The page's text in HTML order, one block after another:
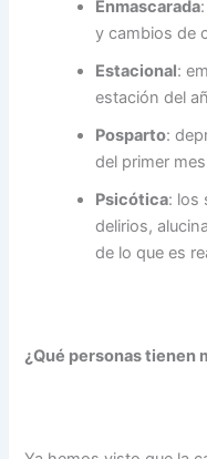
Enmascarada
y cambios de
Estacional:
estación del
Posparto:
del primer
Psicótica: los
delirios,
de lo que es
¿Qué personas tienen